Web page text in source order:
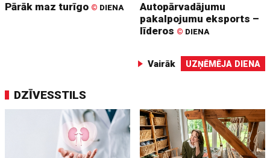
Pārāk maz turīgo © DIENA
Autopārvadājumu
pakalpojumu eksports –
līderos © DIENA
Vairāk UZŅĒMĒJA DIENA
DZĪVESSTILS